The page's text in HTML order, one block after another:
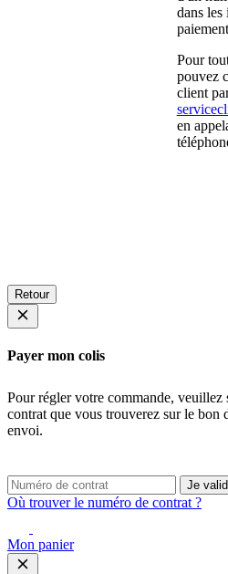
dans les
Pour
pouvez
client
en
Retour
Payer mon colis
Pour régler votre commande, veuillez
contrat que vous trouverez sur le bon
envoi.
Je
Où trouver le numéro de contrat ?
Mon panier